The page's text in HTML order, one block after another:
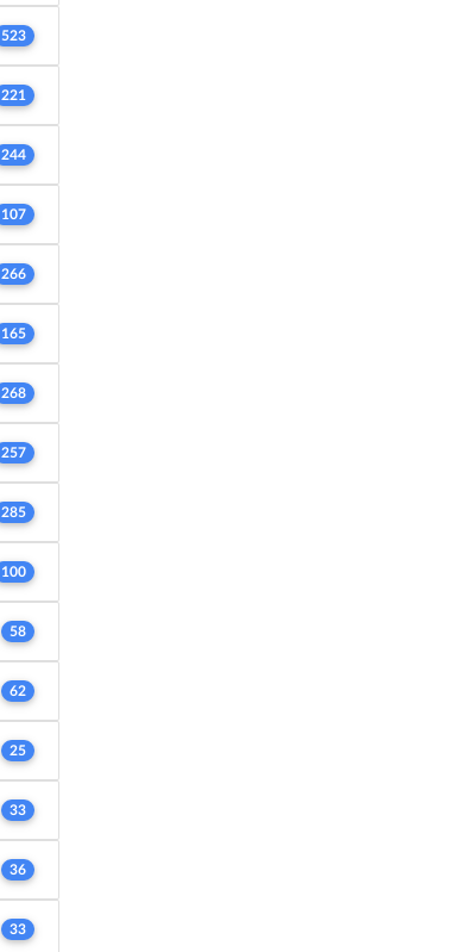
523
221
244
107
266
165
268
257
285
100
58
62
25
33
36
33